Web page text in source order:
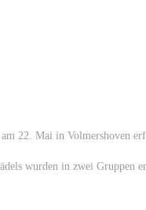
22. Mai in Volmershoven
wurden in zwei Gruppen